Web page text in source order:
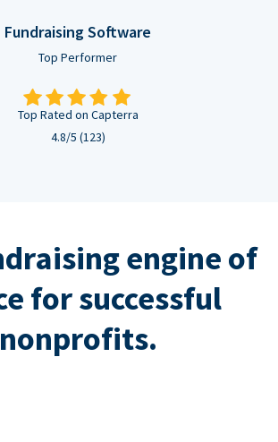
Fundraising Software
Top Performer
Top Rated on Capterra
4.8/5 (123)
engine of
for successful
nonprofits.